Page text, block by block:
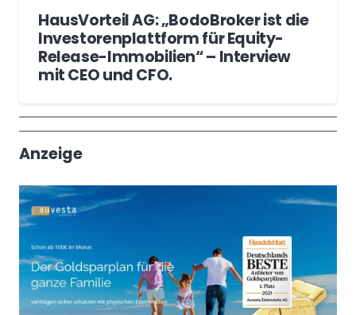
HausVorteil AG: „BodoBroker ist die
Investorenplattform für Equity-
Release-Immobilien“ – Interview
mit CEO und CFO.
Wochenrückblick
Trendthemen
Anzeige